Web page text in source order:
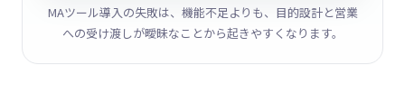
MAツール導入の失敗は、機能不足よりも、目的設計と営業
への受け渡しが曖昧なことから起きやすくなります。